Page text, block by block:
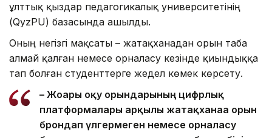
ұлттық қыздар педагогикалық университетінің
(QyzPU) базасында ашылды.
Оның негізгі мақсаты – жатақханадан орын таба
алмай қалған немесе орналасу кезінде қиындыққа
тап болған студенттерге жедел көмек көрсету.
– Жоғары оқу орындарының цифрлық
платформалары арқылы жатақханаға орын
брондап үлгермеген немесе орналасу